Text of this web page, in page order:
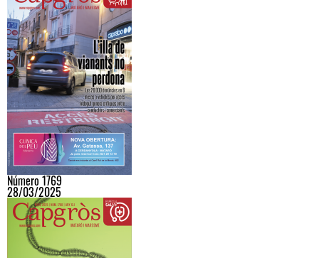
Número 1769
28/03/2025